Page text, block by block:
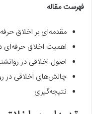
فهرست مقاله
مقدمه‌ای بر اخلاق
اهمیت اخلاق حرفه‌ای
اصول اخلاقی در
چالش‌های اخلاقی در
نتیجه‌گیری